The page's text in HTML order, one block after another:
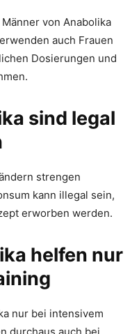
von Anabolika
auch Frauen
Dosierungen und
sind legal
strengen
kann illegal sein,
erworben werden.
helfen nur
nur bei intensivem